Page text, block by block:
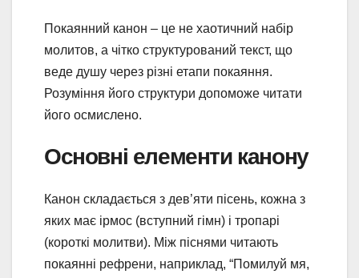
Покаянний канон – це не хаотичний набір
молитов, а чітко структурований текст, що
веде душу через різні етапи покаяння.
Розуміння його структури допоможе читати
його осмислено.
Основні елементи канону
Канон складається з дев’яти пісень, кожна з
яких має ірмос (вступний гімн) і тропарі
(короткі молитви). Між піснями читають
покаянні рефрени, наприклад, “Помилуй мя,